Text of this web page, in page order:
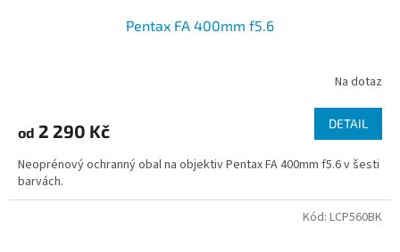
Pentax FA 400mm f5.6
Na dotaz
od 2 290 Kč DETAIL
Neoprénový ochranný obal na objektiv Pentax FA 400mm f5.6 v šesti
barvách.
Kód: LCP560BK